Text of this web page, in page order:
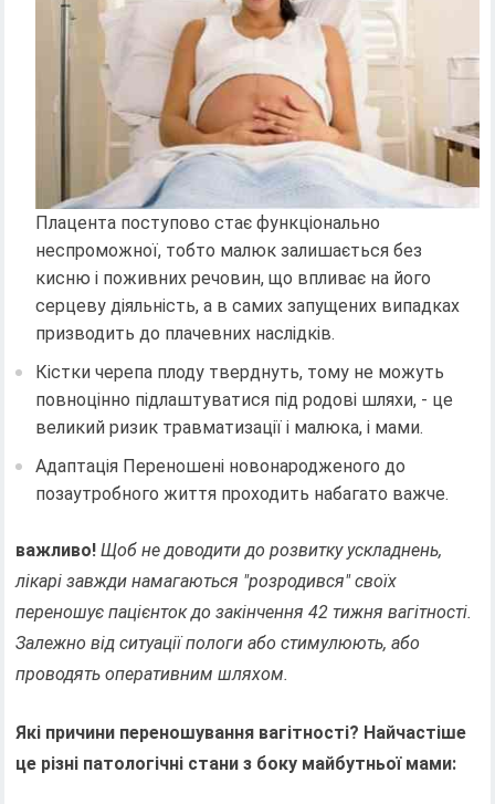
Плацента поступово стає функціонально
неспроможної, тобто малюк залишається без
кисню і поживних речовин, що впливає на його
серцеву діяльність, а в самих запущених випадках
призводить до плачевних наслідків.
Кістки черепа плоду тверднуть, тому не можуть
повноцінно підлаштуватися під родові шляхи, - це
великий ризик травматизації і малюка, і мами.
Адаптація Переношені новонародженого до
позаутробного життя проходить набагато важче.
важливо! Щоб не доводити до розвитку ускладнень,
лікарі завжди намагаються "розродився" своїх
переношує пацієнток до закінчення 42 тижня вагітності.
Залежно від ситуації пологи або стимулюють, або
проводять оперативним шляхом.
Які причини переношування вагітності? Найчастіше
це різні патологічні стани з боку майбутньої мами: